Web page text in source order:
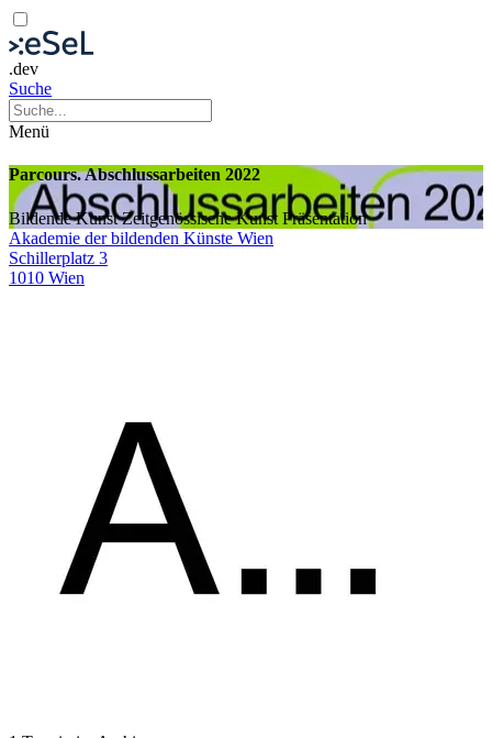
.dev
Suche
Menü
Parcours. Abschlussarbeiten 2022
Bildende KunstZeitgenössische Kunst Präsentation
Akademie der bildenden Künste Wien
Schillerplatz 3
1010 Wien